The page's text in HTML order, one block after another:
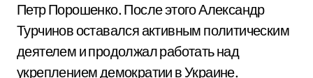
Петр Порошенко. После этого Александр
Турчинов оставался активным политическим
деятелем и продолжал работать над
укреплением демократии в Украине.